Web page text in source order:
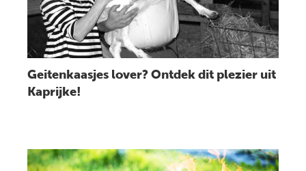
Geitenkaasjes lover? Ontdek dit plezier uit
Kaprijke!